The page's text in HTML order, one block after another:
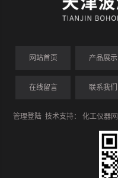
网站首页 产品展示
在线留言 联系我们
管理登陆 技术支持：化工仪器网